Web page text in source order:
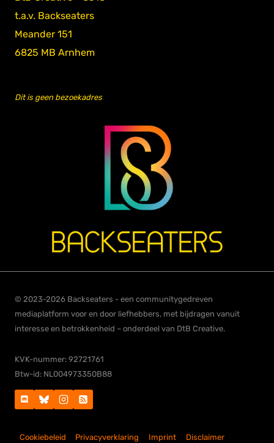
t.a.v. Backseaters
Meander 151
6825 MB Arnhem
Dit is geen bezoekadres
© 2023-2026 Backseaters - een communitygedreven
mediaplatform voor en door liefhebbers, met bijdragen vanuit
interesse en betrokkenheid – onderdeel van DtB Creative.
KVK-nummer: 92721761
Btw-id: NL004973350B88
Cookiebeleid Privacyverklaring Imprint Disclaimer